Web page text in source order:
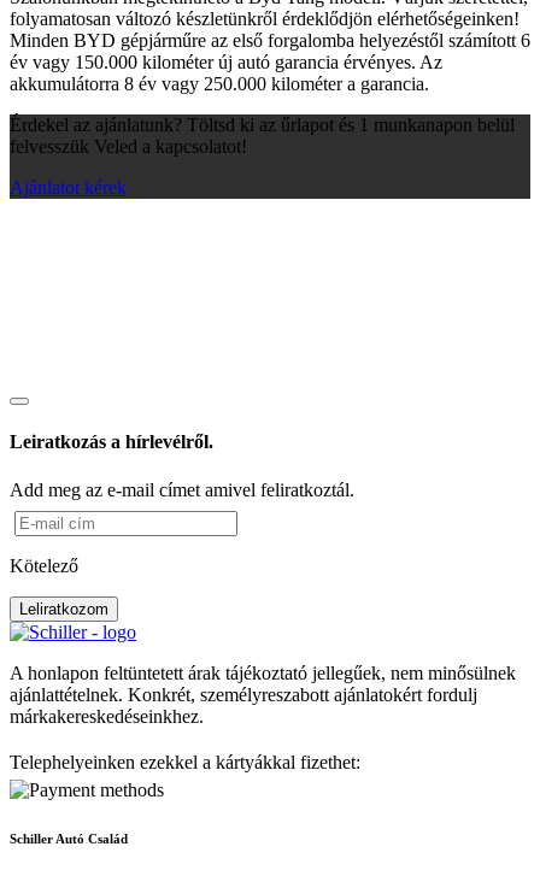
folyamatosan változó készletünkről érdeklődjön elérhetőségeinken!
Minden BYD gépjárműre az első forgalomba helyezéstől számított 6
év vagy 150.000 kilométer új autó garancia érvényes. Az
akkumulátorra 8 év vagy 250.000 kilométer a garancia.
Érdekel az ajánlatunk? Töltsd ki az űrlapot és 1 munkanapon belül
felvesszük Veled a kapcsolatot!
Ajánlatot kérek
Leiratkozás a hírlevélről.
Add meg az e-mail címet amivel feliratkoztál.
Kötelező
Leliratkozom
A honlapon feltüntetett árak tájékoztató jellegűek, nem minősülnek
ajánlattételnek. Konkrét, személyreszabott ajánlatokért fordulj
márkakereskedéseinkhez.
Telephelyeinken ezekkel a kártyákkal fizethet:
Schiller Autó Család